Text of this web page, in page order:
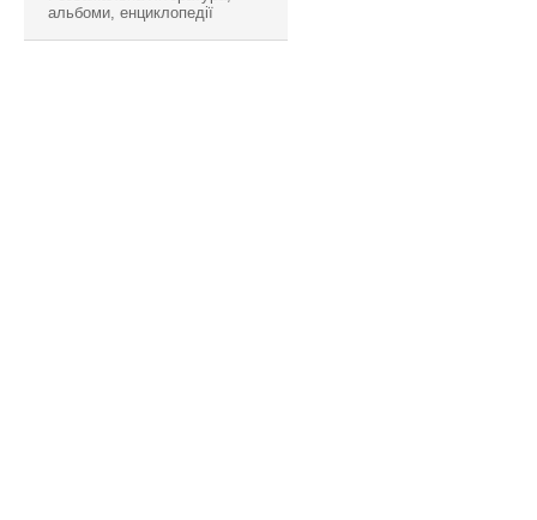
альбоми, енциклопедії